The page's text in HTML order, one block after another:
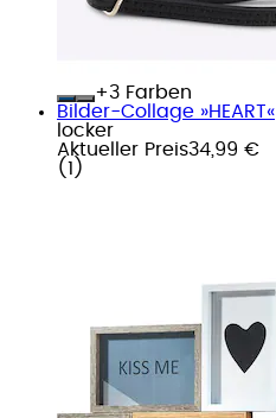
+
Farben
Bilder-Collage »HEART«
locker
Aktueller Preis34,99 €
( 1 )